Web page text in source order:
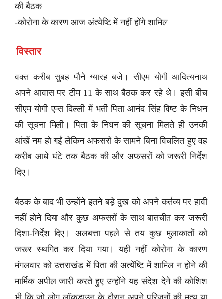
की बैठक
-कोरोना के कारण आज अंत्येष्टि में नहीं होंगे शामिल
विस्तार
वक्त करीब सुबह पौने ग्यारह बजे। सीएम योगी आदित्यनाथ
अपने आवास पर टीम 11 के साथ बैठक कर रहे थे। इसी बीच
सीएम योगी एम्स दिल्ली में भर्ती पिता आनंद सिंह विष्ट के निधन
की सूचना मिली। पिता के निधन की सूचना मिलते ही उनकी
आंखें नम हो गईं लेकिन अफसरों के सामने बिना विचलित हुए वह
करीब आधे घंटे तक बैठक की और अफसरों को जरूरी निर्देश
दिए।
बैठक के बाद भी उन्होंने इतने बड़े दुख को अपने कर्तव्य पर हावी
नहीं होने दिया और कुछ अफसरों के साथ बातचीत कर जरूरी
दिशा-निर्देश दिए। अलबत्ता पहले से तय कुछ मुलाकातों को
जरूर स्थगित कर दिया गया। यही नहीं कोरोना के कारण
मंगलवार को उत्तराखंड में पिता की अत्येंष्टि में शामिल न होने की
मार्मिक अपील जारी करते हुए उन्होंने यह संदेश देने की कोशिश
भी कि जो लोग लॉकडाउन के दौरान अपने परिजनों की मृत्यु या